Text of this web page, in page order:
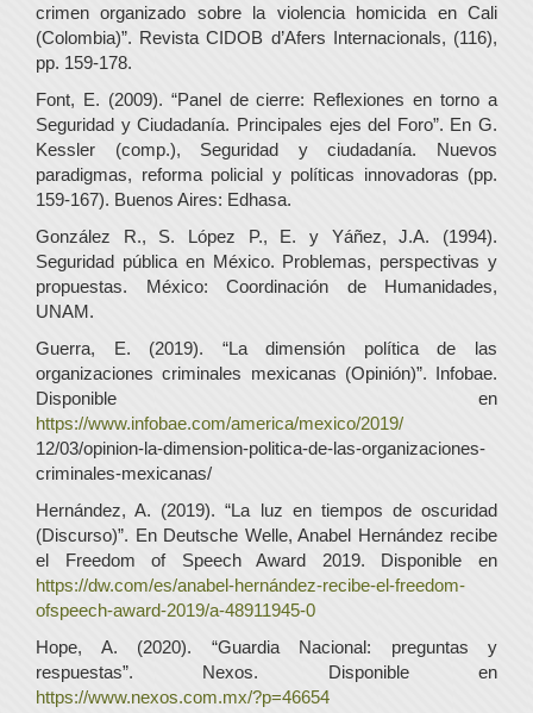
crimen organizado sobre la violencia homicida en Cali
(Colombia)”. Revista CIDOB d’Afers Internacionals, (116),
pp. 159-178.
Font, E. (2009). “Panel de cierre: Reflexiones en torno a
Seguridad y Ciudadanía. Principales ejes del Foro”. En G.
Kessler (comp.), Seguridad y ciudadanía. Nuevos
paradigmas, reforma policial y políticas innovadoras (pp.
159-167). Buenos Aires: Edhasa.
González R., S. López P., E. y Yáñez, J.A. (1994).
Seguridad pública en México. Problemas, perspectivas y
propuestas. México: Coordinación de Humanidades,
UNAM.
Guerra, E. (2019). “La dimensión política de las
organizaciones criminales mexicanas (Opinión)”. Infobae.
Disponible en
https://www.infobae.com/america/mexico/2019/
12/03/opinion-la-dimension-politica-de-las-organizaciones-
criminales-mexicanas/
Hernández, A. (2019). “La luz en tiempos de oscuridad
(Discurso)”. En Deutsche Welle, Anabel Hernández recibe
el Freedom of Speech Award 2019. Disponible en
https://dw.com/es/anabel-hernández-recibe-el-freedom-
ofspeech-award-2019/a-48911945-0
Hope, A. (2020). “Guardia Nacional: preguntas y
respuestas”. Nexos. Disponible en
https://www.nexos.com.mx/?p=46654